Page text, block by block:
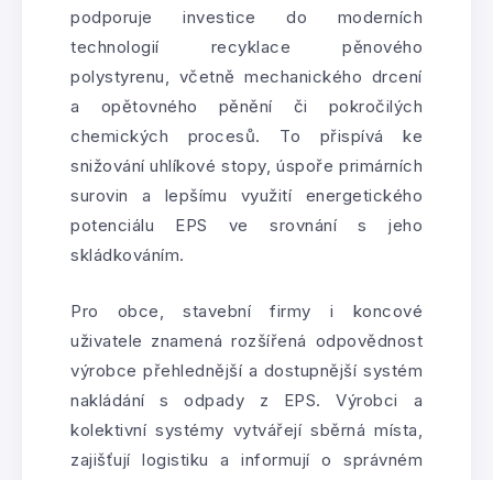
podporuje investice do moderních
technologií recyklace pěnového
polystyrenu, včetně mechanického drcení
a opětovného pěnění či pokročilých
chemických procesů. To přispívá ke
snižování uhlíkové stopy, úspoře primárních
surovin a lepšímu využití energetického
potenciálu EPS ve srovnání s jeho
skládkováním.
Pro obce, stavební firmy i koncové
uživatele znamená rozšířená odpovědnost
výrobce přehlednější a dostupnější systém
nakládání s odpady z EPS. Výrobci a
kolektivní systémy vytvářejí sběrná místa,
zajišťují logistiku a informují o správném